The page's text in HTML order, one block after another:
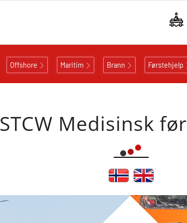
Offshore Maritim Brann Førstehjelp
STCW Medisinsk